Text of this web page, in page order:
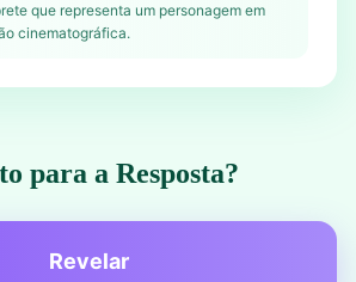
que representa um personagem em
cinematográfica.
para a Resposta?
Revelar